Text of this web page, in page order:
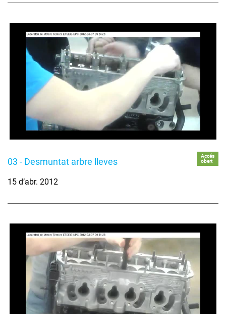
03 - Desmuntat arbre lleves
Accés
obert
15 d’abr. 2012